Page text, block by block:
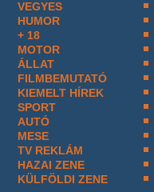
VEGYES
HUMOR
+ 18
MOTOR
ÁLLAT
FILMBEMUTATÓ
KIEMELT HÍREK
SPORT
AUTÓ
MESE
TV REKLÁM
HAZAI ZENE
KÜLFÖLDI ZENE